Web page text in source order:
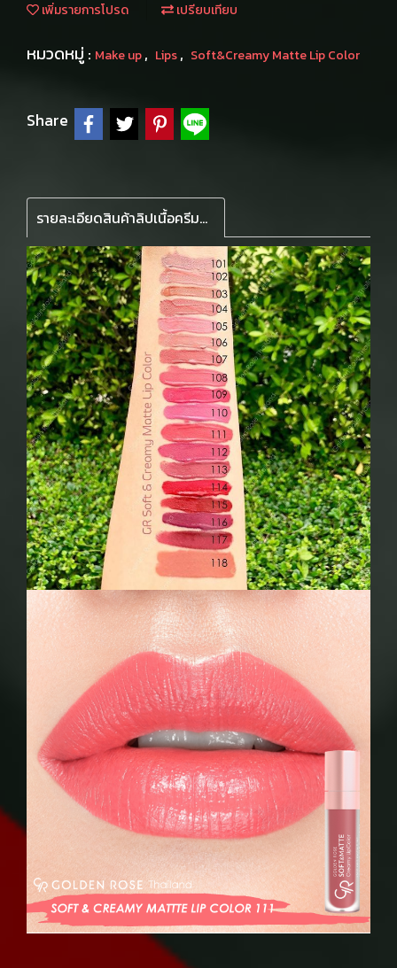
เพิ่มรายการโปรด เปรียบเทียบ
หมวดหมู่ : Make up, Lips, Soft&Creamy Matte Lip Color
Share
รายละเอียดสินค้าลิปเนื้อครีมลิขวิด เนื้อนุ่มละมุน น้ำหนักเบา เหมือนปุยนุ่นบนริมฝีปาก ติดทนนาน มีโจโจบา และอโวคาโด ออยล์บำรุงให้ความชุ่มชื้น แปรงแบนปลายดค้ง วาดรูปปากคมชัด